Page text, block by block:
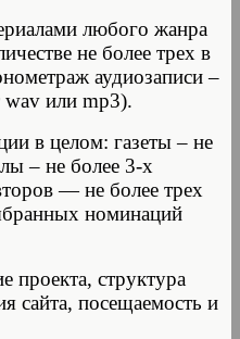
любого жанра
не более трех в
аудиозаписи –
или mp3).
в целом: газеты – не
– не более 3-х
— не более трех
номинаций
проекта, структура
сайта, посещаемость и